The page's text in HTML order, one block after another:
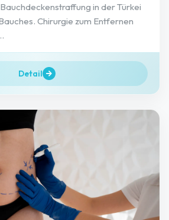
in der Türkei
Chirurgie zum Entfernen
Detail